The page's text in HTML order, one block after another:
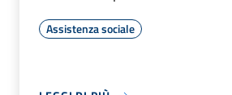
Assistenza sociale